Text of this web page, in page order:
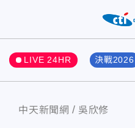
LIVE 24HR 決戰2026
中天新聞網 吳欣修